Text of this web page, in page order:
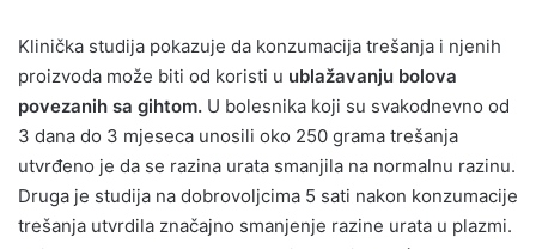
Klinička studija pokazuje da konzumacija trešanja i njenih
proizvoda može biti od koristi u ublažavanju bolova
povezanih sa gihtom. U bolesnika koji su svakodnevno od
3 dana do 3 mjeseca unosili oko 250 grama trešanja
utvrđeno je da se razina urata smanjila na normalnu razinu.
Druga je studija na dobrovoljcima 5 sati nakon konzumacije
trešanja utvrdila značajno smanjenje razine urata u plazmi.